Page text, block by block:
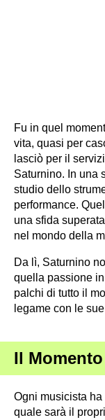
Fu in quel
vita, quasi per
lasciò per il
Saturnino. In una
studio dello
performance.
una sfida
nel mondo della
Da lì, Saturnino
quella passione
palchi di tutto il
legame con le
Il
Ogni musicista
quale sarà il